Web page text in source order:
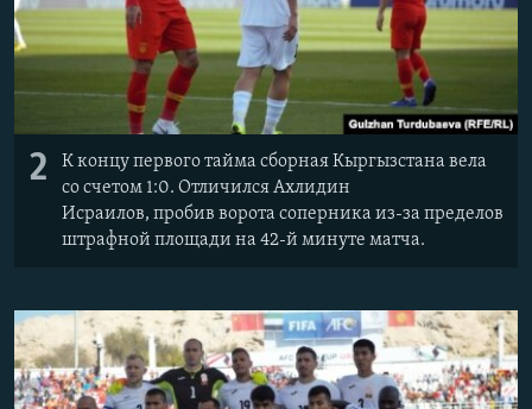
2
К концу первого тайма сборная Кыргызстана вела
со счетом 1:0. ОтличилсяАхлидин
Исраилов, пробив ворота соперника из-за пределов
штрафной площади на 42-й минуте матча.